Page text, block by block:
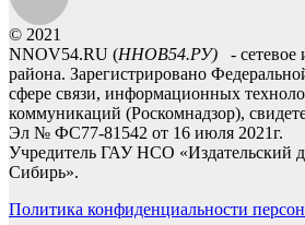
© 2021
NNOV54.RU (ННОВ54.РУ) - сетевое
района. Зарегистрировано
сфере связи, информационных
коммуникаций (Роскомнадзор),
Эл № ФС77-81542 от 16 июля 2021г.
Учредитель ГАУ НСО «Издательский
Сибирь».
Политика конфиденциальности